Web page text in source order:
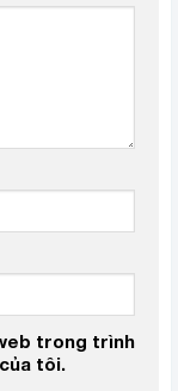
trong trình
tôi.